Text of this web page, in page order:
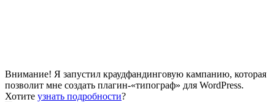
Внимание! Я запустил краудфандинговую кампанию, которая
позволит мне создать плагин-«типограф» для WordPress.
Хотите узнать подробности?